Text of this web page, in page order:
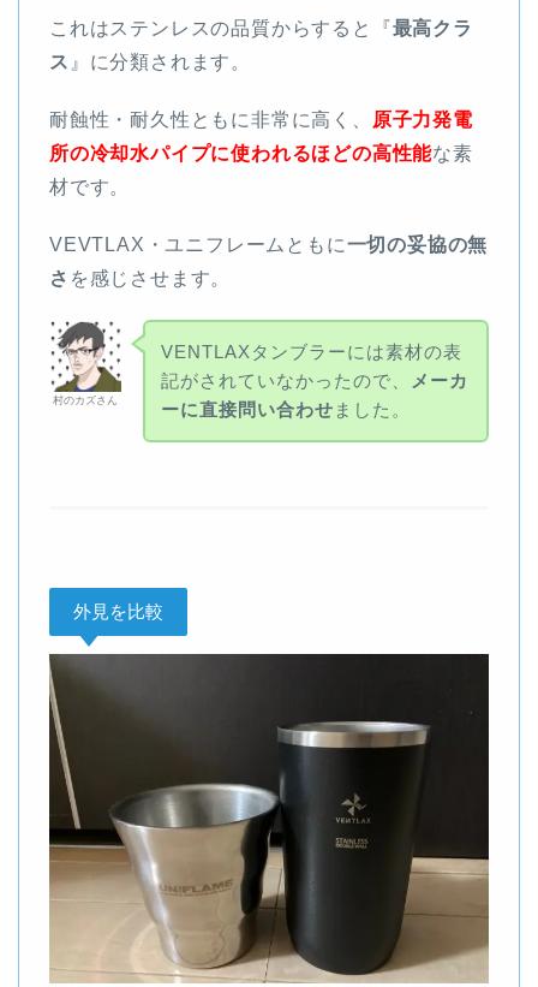
これはステンレスの品質からすると『最高クラ
ス 』に分類されます。
耐蝕性・耐久性ともに非常に高く、
原子力発電
所の冷却水パイプに使われるほどの高性能な素
材です。
VEVTLAX・ユニフレームともに一切の妥協の無
さ を感じさせます。
村のカズさん
VENTLAXタンブラーには素材の表
記がされていなかったので、
メーカ
ーに直接問い合わせ ました。
外見を比較